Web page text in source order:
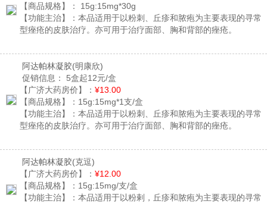
【商品规格】：
15g:15mg*30g
【功能主治】： 本品适用于以粉刺、丘疹和脓疱为主要表现的寻常
型痤疮的皮肤治疗。亦可用于治疗面部、胸和背部的痤疮。
阿达帕林凝胶(明康欣)
促销信息：
5盒起12元/盒
【广济大药房价】： ¥13.00
【商品规格】： 15g:15mg*1支/盒
【功能主治】： 本品适用于以粉刺、丘疹和脓疱为主要表现的寻常
型痤疮的皮肤治疗。亦可用于治疗面部、胸和背部的痤疮。
阿达帕林凝胶(克逗)
【广济大药房价】： ¥12.00
【商品规格】： 15g:15mg/支/盒
【功能主治】： 本品适用于以粉剌，丘疹和脓疱为主要表现的寻常